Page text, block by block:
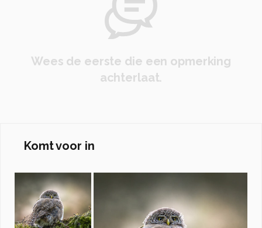
Wees de eerste die een opmerking
achterlaat.
Komt voor in